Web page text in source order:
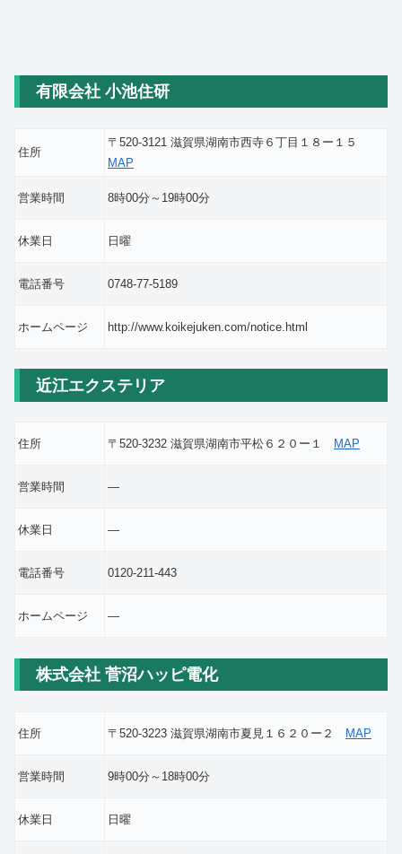
有限会社 小池住研
住所
〒520-3121 滋賀県湖南市西寺６丁目１８ー１５
MAP
営業時間 8時00分～19時00分
休業日 日曜
電話番号 0748-77-5189
ホームページ http://www.koikejuken.com/notice.html
近江エクステリア
住所 〒520-3232 滋賀県湖南市平松６２０ー１ MAP
営業時間 ―
休業日 ―
電話番号 0120-211-443
ホームページ ―
株式会社 菅沼ハッピ電化
住所 〒520-3223 滋賀県湖南市夏見１６２０ー２ MAP
営業時間 9時00分～18時00分
休業日 日曜